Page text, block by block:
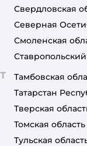
Свердловская
Северная
Смоленская
Т Тамбовская
Татарстан
Тверская
Томская область
Тульская